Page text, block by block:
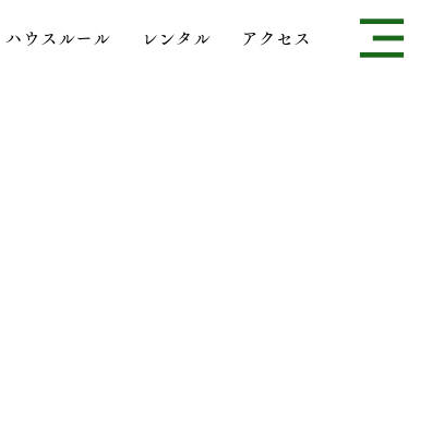
ハウスルール レンタル アクセス